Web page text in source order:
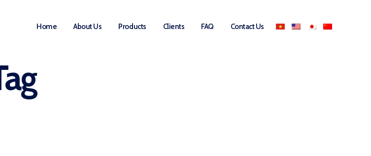
Home About Us Products Clients FAQ Contact Us